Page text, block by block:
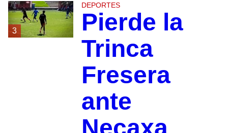
3
DEPORTES
Pierde la
Trinca
Fresera
ante